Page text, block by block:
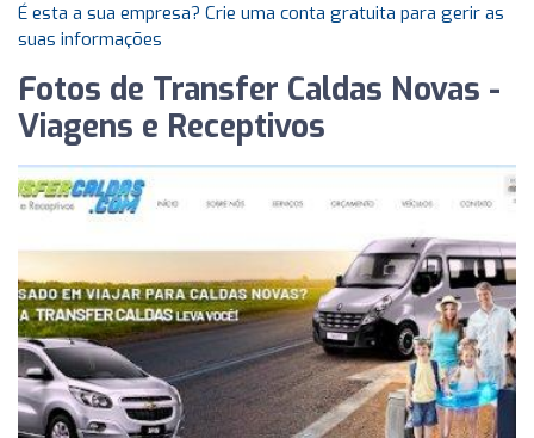
É esta a sua empresa? Crie uma conta gratuita para gerir as
suas informações
Fotos de Transfer Caldas Novas -
Viagens e Receptivos